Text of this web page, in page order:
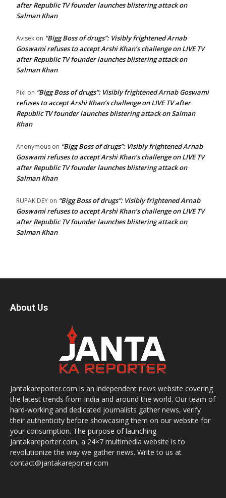
after Republic TV founder launches blistering attack on
Salman Khan
Avisek on “Bigg Boss of drugs”: Visibly frightened Arnab
Goswami refuses to accept Arshi Khan’s challenge on LIVE TV
after Republic TV founder launches blistering attack on
Salman Khan
Pixi on “Bigg Boss of drugs”: Visibly frightened Arnab Goswami
refuses to accept Arshi Khan’s challenge on LIVE TV after
Republic TV founder launches blistering attack on Salman
Khan
Anonymous on “Bigg Boss of drugs”: Visibly frightened Arnab
Goswami refuses to accept Arshi Khan’s challenge on LIVE TV
after Republic TV founder launches blistering attack on
Salman Khan
RUPAK DEY on “Bigg Boss of drugs”: Visibly frightened Arnab
Goswami refuses to accept Arshi Khan’s challenge on LIVE TV
after Republic TV founder launches blistering attack on
Salman Khan
About Us
Jantakareporter.com is an independent news website covering
the latest trends from India and around the world. Our team of
hard-working and dedicated journalists gather news, verify
their authenticity before showcasing them on our website for
your consumption. The purpose of launching
Jantakareporter.com, a 24×7 multimedia website is to
revolutionize the way we gather news. Write to us at
contact@jantakareporter.com